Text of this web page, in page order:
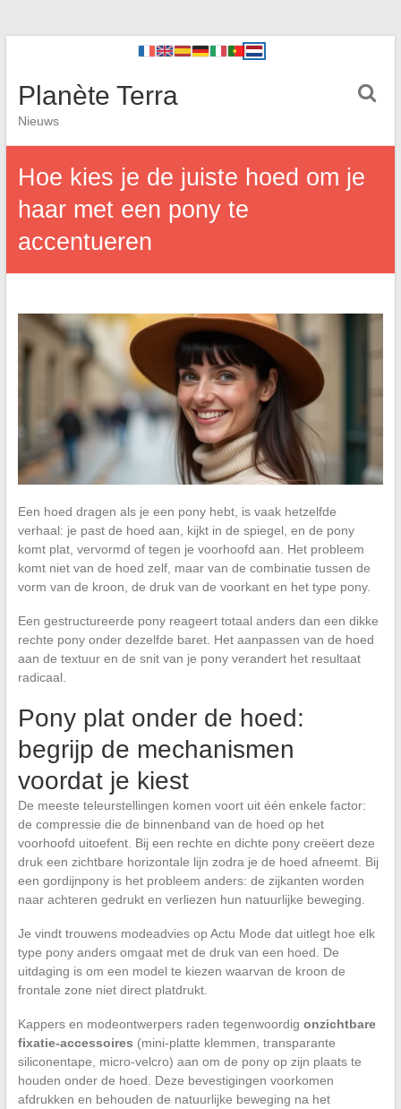
Planète Terra
Nieuws
Hoe kies je de juiste hoed om je
haar met een pony te
accentueren
Een hoed dragen als je een pony hebt, is vaak hetzelfde
verhaal: je past de hoed aan, kijkt in de spiegel, en de pony
komt plat, vervormd of tegen je voorhoofd aan. Het probleem
komt niet van de hoed zelf, maar van de combinatie tussen de
vorm van de kroon, de druk van de voorkant en het type pony.
Een gestructureerde pony reageert totaal anders dan een dikke
rechte pony onder dezelfde baret. Het aanpassen van de hoed
aan de textuur en de snit van je pony verandert het resultaat
radicaal.
Pony plat onder de hoed:
begrijp de mechanismen
voordat je kiest
De meeste teleurstellingen komen voort uit één enkele factor:
de compressie die de binnenband van de hoed op het
voorhoofd uitoefent. Bij een rechte en dichte pony creëert deze
druk een zichtbare horizontale lijn zodra je de hoed afneemt. Bij
een gordijnpony is het probleem anders: de zijkanten worden
naar achteren gedrukt en verliezen hun natuurlijke beweging.
Je vindt trouwens modeadvies op Actu Mode dat uitlegt hoe elk
type pony anders omgaat met de druk van een hoed. De
uitdaging is om een model te kiezen waarvan de kroon de
frontale zone niet direct platdrukt.
Kappers en modeontwerpers raden tegenwoordig onzichtbare
fixatie-accessoires (mini-platte klemmen, transparante
siliconentape, micro-velcro) aan om de pony op zijn plaats te
houden onder de hoed. Deze bevestigingen voorkomen
afdrukken en behouden de natuurlijke beweging na het